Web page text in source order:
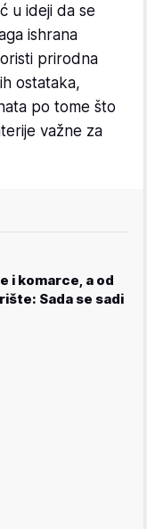
u ideji da se
ishrana
prirodna
ostataka,
po tome što
važne za
i komarce, a od
Sada se sadi